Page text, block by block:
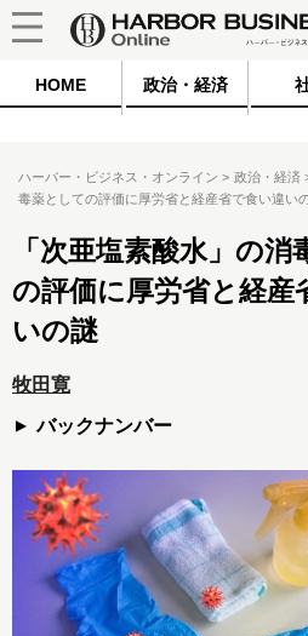
HOME 政治・経済
ハーバー・ビジネス・オンライン 政治・経済
毒薬としての評価に厚労省と経産省で食い違い
「次亜塩素酸水」の消
の評価に厚労省と経産
いの謎
牧田寛
バックナンバー